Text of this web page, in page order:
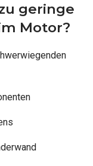
geringe
Motor?